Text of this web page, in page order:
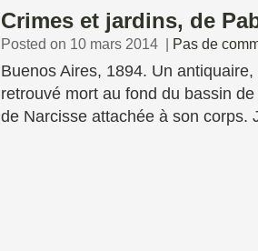
Crimes et jardins, de
Posted on 10 mars 2014 | Pas de
Buenos Aires, 1894. Un
retrouvé mort au fond du bassin
de Narcisse attachée à son corps.